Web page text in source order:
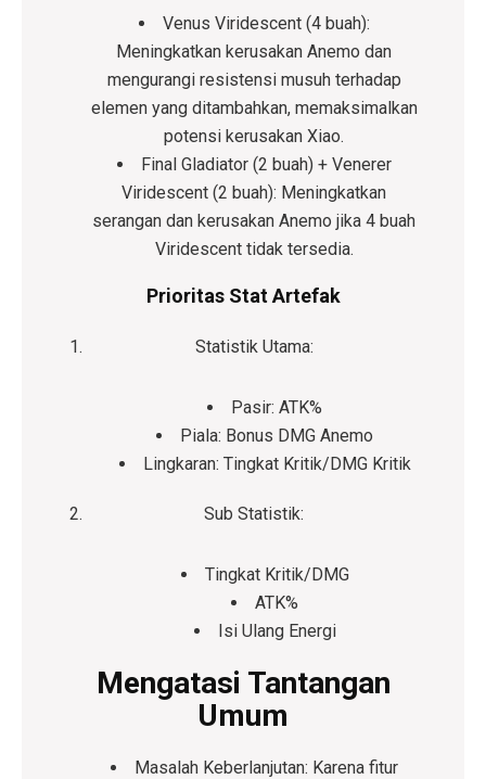
Venus Viridescent (4 buah):
Meningkatkan kerusakan Anemo dan
mengurangi resistensi musuh terhadap
elemen yang ditambahkan, memaksimalkan
potensi kerusakan Xiao.
Final Gladiator (2 buah) + Venerer
Viridescent (2 buah): Meningkatkan
serangan dan kerusakan Anemo jika 4 buah
Viridescent tidak tersedia.
Prioritas Stat Artefak
Statistik Utama:
Pasir: ATK%
Piala: Bonus DMG Anemo
Lingkaran: Tingkat Kritik/DMG Kritik
Sub Statistik:
Tingkat Kritik/DMG
ATK%
Isi Ulang Energi
Mengatasi Tantangan
Umum
Masalah Keberlanjutan: Karena fitur